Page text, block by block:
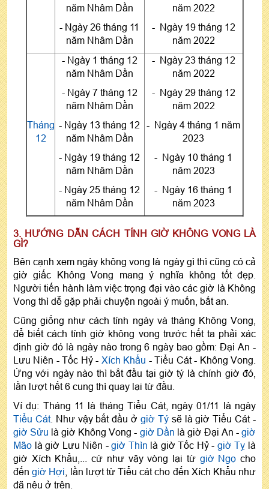
năm Nhâm Dần
- Ngày 26 tháng 11
năm Nhâm Dần
năm 2022
- Ngày 19 tháng 12
năm 2022
Tháng
12
- Ngày 1 tháng 12
năm Nhâm Dần
- Ngày 7 tháng 12
năm Nhâm Dần
- Ngày 13 tháng 12
năm Nhâm Dần
- Ngày 19 tháng 12
năm Nhâm Dần
- Ngày 25 tháng 12
năm Nhâm Dần
- Ngày 23 tháng 12
năm 2022
- Ngày 29 tháng 12
năm 2022
- Ngày 4 tháng 1 năm
2023
- Ngày 10 tháng 1
năm 2023
- Ngày 16 tháng 1
năm 2023
3. HƯỚNG DẪN CÁCH TÍNH GIỜ KHÔNG VONG LÀ
GÌ?
Bên cạnh xem ngày không vong là ngày gì thì cũng có cả
giờ giấc Không Vong mang ý nghĩa không tốt đẹp.
Người tiến hành làm việc trọng đại vào các giờ là Không
Vong thì dễ gặp phải chuyện ngoài ý muốn, bất an.
Cũng giống như cách tính ngày và tháng Không Vong,
để biết cách tính giờ không vong trước hết ta phải xác
định giờ đó là ngày nào trong 6 ngày bao gồm: Đại An -
Lưu Niên - Tốc Hỷ - Xích Khẩu - Tiểu Cát - Không Vong.
Ứng với ngày nào thì bắt đầu tại giờ tý là chính giờ đó,
lần lượt hết 6 cung thì quay lại từ đầu.
Ví dụ: Tháng 11 là tháng Tiểu Cát, ngày 01/11 là ngày
Tiểu Cát. Như vậy bắt đầu ởgiờ Týsẽ là giờ Tiểu Cát -
giờ Sửu là giờ Không Vong - giờ Dần là giờ Đại An -giờ
Mão là giờ Lưu Niên -giờ Thìn là giờ Tốc Hỷ - giờ Tỵ là
giờ Xích Khẩu,... cứ như vậy vòng lại từ giờ Ngọ cho
đếngiờ Hợi , lần lượt từ Tiểu cát cho đến Xích Khẩu như
đã nêu ở trên.